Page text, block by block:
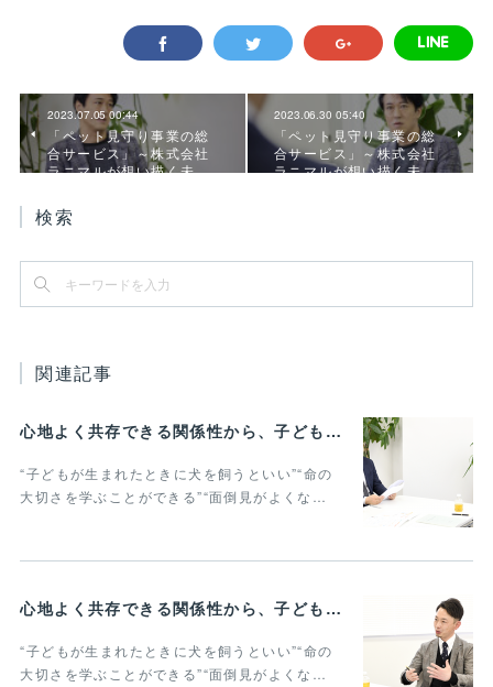
2023.07.05 00:44
「ペット見守り事業の総
合サービス」～株式会社
ラニマルが想い描く未…
2023.06.30 05:40
「ペット見守り事業の総
合サービス」～株式会社
ラニマルが想い描く未…
検索
関連記事
心地よく共存できる関係性から、子どもの発達に動物がよりよい影響を与える Vol.3
“子どもが生まれたときに犬を飼うといい”“命の
大切さを学ぶことができる”“面倒見がよくな…
心地よく共存できる関係性から、子どもの発達に動物がよりよい影響を与える Vol.2
“子どもが生まれたときに犬を飼うといい”“命の
大切さを学ぶことができる”“面倒見がよくな…